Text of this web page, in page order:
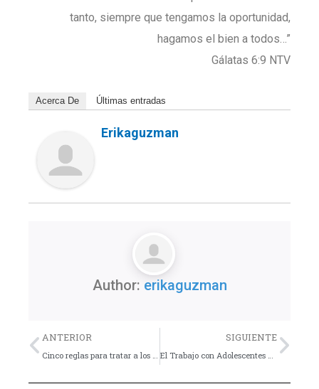
tanto, siempre que tengamos la oportunidad,
hagamos el bien a todos…”
Gálatas 6:9 NTV
Acerca De Últimas entradas
Erikaguzman
Author: erikaguzman
Previo
ANTERIOR
Cinco reglas para tratar a los adolescentes – Artículo para Líderes y Padres
SIGUIENTE
El Trabajo con Adolescentes en una Sociedad Postmoderna – Parte 4: La nueva tolerancia